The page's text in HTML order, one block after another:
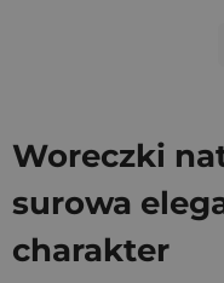
Woreczki
surowa
charakter